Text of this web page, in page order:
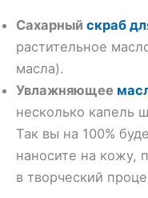
Сахарный скраб
растительное
масла).
Увлажняющее
несколько капель
Так вы на 100%
наносите на кожу,
в творческий